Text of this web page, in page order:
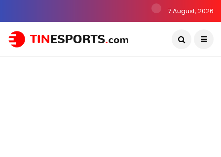
7 August, 2026